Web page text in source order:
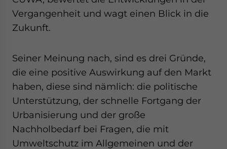
Vergangenheit und wagt einen Blick in die
Zukunft.
Seiner Meinung nach, sind es drei Gründe,
die eine positive Auswirkung auf den Markt
haben, diese sind nämlich: die politische
Unterstützung, der schnelle Fortgang der
Urbanisierung und der große
Nachholbedarf bei Fragen, die mit
Umweltschutz im Allgemeinen und der
for Asia!